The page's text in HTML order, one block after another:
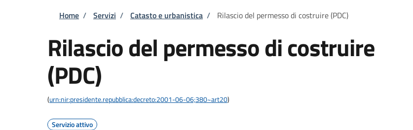
Briciole di pane
Home / Servizi / Catasto e urbanistica / Rilascio del permesso di costruire (PDC)
Rilascio del permesso di costruire
(PDC)
(urn:nir:presidente.repubblica:decreto:2001-06-06;380~art20)
Servizio attivo